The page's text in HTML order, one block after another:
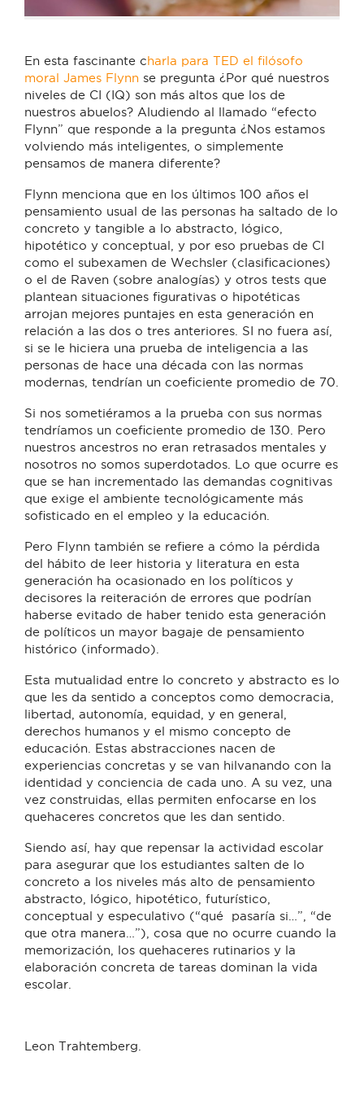
En esta fascinante charla para TED el filósofo
moral James Flynn se pregunta ¿Por qué nuestros
niveles de CI (IQ) son más altos que los de
nuestros abuelos? Aludiendo al llamado “efecto
Flynn” que responde a la pregunta ¿Nos estamos
volviendo más inteligentes, o simplemente
pensamos de manera diferente?
Flynn menciona que en los últimos 100 años el
pensamiento usual de las personas ha saltado de lo
concreto y tangible a lo abstracto, lógico,
hipotético y conceptual, y por eso pruebas de CI
como el subexamen de Wechsler (clasificaciones)
o el de Raven (sobre analogías) y otros tests que
plantean situaciones figurativas o hipotéticas
arrojan mejores puntajes en esta generación en
relación a las dos o tres anteriores. SI no fuera así,
si se le hiciera una prueba de inteligencia a las
personas de hace una década con las normas
modernas, tendrían un coeficiente promedio de 70.
Si nos sometiéramos a la prueba con sus normas
tendríamos un coeficiente promedio de 130. Pero
nuestros ancestros no eran retrasados mentales y
nosotros no somos superdotados. Lo que ocurre es
que se han incrementado las demandas cognitivas
que exige el ambiente tecnológicamente más
sofisticado en el empleo y la educación.
Pero Flynn también se refiere a cómo la pérdida
del hábito de leer historia y literatura en esta
generación ha ocasionado en los políticos y
decisores la reiteración de errores que podrían
haberse evitado de haber tenido esta generación
de políticos un mayor bagaje de pensamiento
histórico (informado).
Esta mutualidad entre lo concreto y abstracto es lo
que les da sentido a conceptos como democracia,
libertad, autonomía, equidad, y en general,
derechos humanos y el mismo concepto de
educación. Estas abstracciones nacen de
experiencias concretas y se van hilvanando con la
identidad y conciencia de cada uno. A su vez, una
vez construidas, ellas permiten enfocarse en los
quehaceres concretos que les dan sentido.
Siendo así, hay que repensar la actividad escolar
para asegurar que los estudiantes salten de lo
concreto a los niveles más alto de pensamiento
abstracto, lógico, hipotético, futurístico,
conceptual y especulativo (“qué pasaría si…”, “de
que otra manera…”), cosa que no ocurre cuando la
memorización, los quehaceres rutinarios y la
elaboración concreta de tareas dominan la vida
escolar.
Leon Trahtemberg.